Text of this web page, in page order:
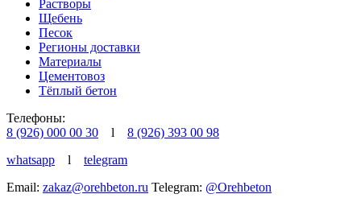
Растворы
Щебень
Песок
Регионы доставки
Материалы
Цементовоз
Тёплый бетон
Телефоны:
8 (926) 000 00 30
l
8 (926) 393 00 98
whatsapp
l
telegram
Email: zakaz@orehbeton.ru Telegram: @Orehbeton